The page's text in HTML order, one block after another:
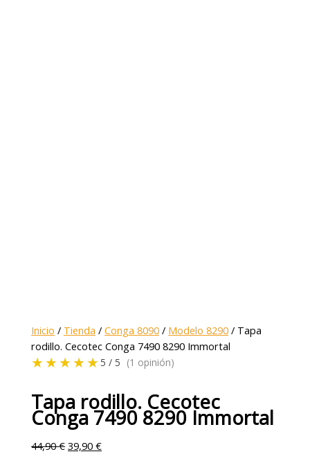
Inicio / Tienda /Conga 8090 / Modelo 8290 / Tapa
rodillo. Cecotec Conga 7490 8290 Immortal
★★★★★ 5 / 5 (1 opinión)
Tapa rodillo. Cecotec
Conga 7490 8290 Immortal
44,90€ 39,90€